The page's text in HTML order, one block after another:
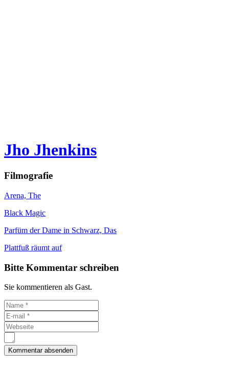
Jho Jhenkins
Filmografie
Arena, The
Black Magic
Parfüm der Dame in Schwarz, Das
Plattfuß räumt auf
Bitte Kommentar schreiben
Sie kommentieren als Gast.